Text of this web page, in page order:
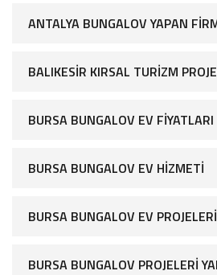
ANTALYA BUNGALOV YAPAN
BALIKESIR KIRSAL TURIZM
BURSA BUNGALOV EV FIYATLARI
BURSA BUNGALOV EV HIZMETI
BURSA BUNGALOV EV PROJELERI
BURSA BUNGALOV PROJELERI